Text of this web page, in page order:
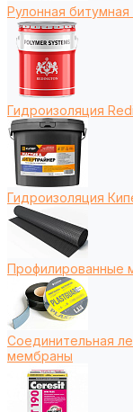
Рулонная
Гидроизоляция
Гидроизоляция
Профилированные
Соединительная
мембраны